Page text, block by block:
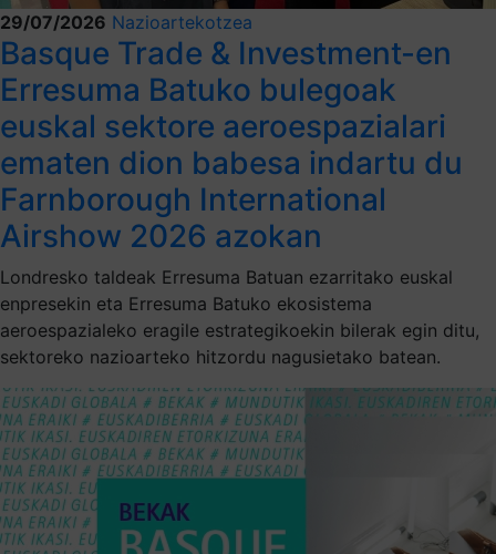
29/07/2026 Nazioartekotzea
Basque Trade & Investment-en
Erresuma Batuko bulegoak
euskal sektore aeroespazialari
ematen dion babesa indartu du
Farnborough International
Airshow 2026 azokan
Londresko taldeak Erresuma Batuan ezarritako euskal
enpresekin eta Erresuma Batuko ekosistema
aeroespazialeko eragile estrategikoekin bilerak egin ditu,
sektoreko nazioarteko hitzordu nagusietako batean.